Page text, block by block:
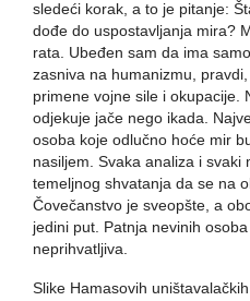
sledeći korak, a to je pitanje:
dođe do uspostavljanja mira?
rata. Ubeđen sam da ima
zasniva na humanizmu,
primene vojne sile i okupacije.
odjekuje jače nego ikada.
osoba koje odlučno hoće mir
nasiljem. Svaka analiza i svaki
temeljnog shvatanja da se na
Čovečanstvo je sveopšte, a
jedini put. Patnja nevinih
neprihvatljiva.
Slike Hamasovih